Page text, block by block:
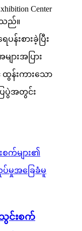
Center
သည်။
းစားခဲ့ပြီး
ျားအပြား
ထွန်းကားသော
ြပွဲအတွင်း
သွင်းစက်